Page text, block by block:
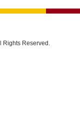
Rights Reserved.